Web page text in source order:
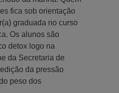
fica sob orientação
graduada no curso
Os alunos são
detox logo na
da Secretaria de
da pressão
peso dos